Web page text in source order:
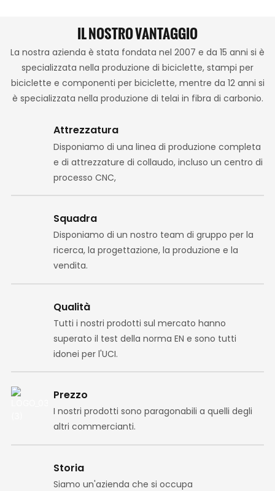
IL NOSTRO VANTAGGIO
La nostra azienda è stata fondata nel 2007 e da 15 anni si è
specializzata nella produzione di biciclette, stampi per
biciclette e componenti per biciclette, mentre da 12 anni si
è specializzata nella produzione di telai in fibra di carbonio.
Attrezzatura
Disponiamo di una linea di produzione completa
e di attrezzature di collaudo, incluso un centro di
processo CNC,
Squadra
Disponiamo di un nostro team di gruppo per la
ricerca, la progettazione, la produzione e la
vendita.
Qualità
Tutti i nostri prodotti sul mercato hanno
superato il test della norma EN e sono tutti
idonei per l'UCI.
Prezzo
I nostri prodotti sono paragonabili a quelli degli
altri commercianti.
Storia
Siamo un'azienda che si occupa